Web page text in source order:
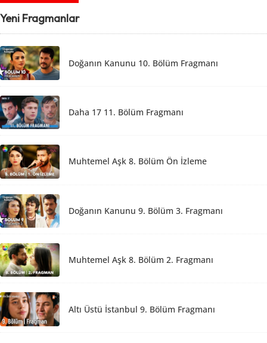
Yeni Fragmanlar
Doğanın Kanunu 10. Bölüm Fragmanı
Daha 17 11. Bölüm Fragmanı
Muhtemel Aşk 8. Bölüm Ön İzleme
Doğanın Kanunu 9. Bölüm 3. Fragmanı
Muhtemel Aşk 8. Bölüm 2. Fragmanı
Altı Üstü İstanbul 9. Bölüm Fragmanı